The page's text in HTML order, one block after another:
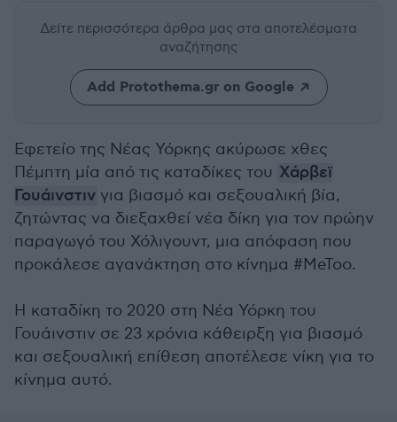
Δείτε περισσότερα άρθρα μας στα αποτελέσματα
αναζήτησης
Add Protothema.gr on Google
Εφετείο της Νέας Υόρκης ακύρωσε χθες
Πέμπτη μία από τις καταδίκες του Χάρβεϊ
Γουάινστιν για βιασμό και σεξουαλική βία,
ζητώντας να διεξαχθεί νέα δίκη για τον πρώην
παραγωγό του Χόλιγουντ, μια απόφαση που
προκάλεσε αγανάκτηση στο κίνημα #MeToo.
Η καταδίκη το 2020 στη Νέα Υόρκη του
Γουάινστιν σε 23 χρόνια κάθειρξη για βιασμό
και σεξουαλική επίθεση αποτέλεσε νίκη για το
κίνημα αυτό.